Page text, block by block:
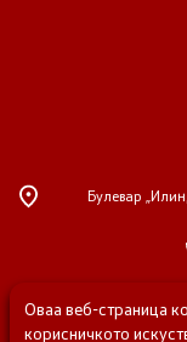
Булевар
© 2026
Оваа веб-страница
корисничкото